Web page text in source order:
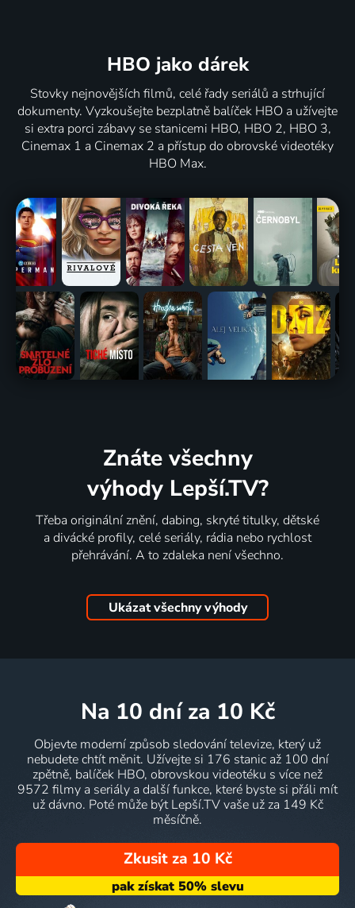
HBO jako dárek
Stovky nejnovějších filmů, celé řady seriálů a strhující
dokumenty. Vyzkoušejte bezplatně balíček HBO a užívejte
si extra porci zábavy se stanicemi HBO, HBO 2, HBO 3,
Cinemax 1 a Cinemax 2 a přístup do obrovské videotéky
HBO Max.
Znáte všechny
výhody Lepší.TV?
Třeba originální znění, dabing, skryté titulky, dětské
a divácké profily, celé seriály, rádia nebo rychlost
přehrávání. A to zdaleka není všechno.
Ukázat všechny výhody
na 10 dní za 10 Kč
Objevte moderní způsob sledování televize, který už
nebudete chtít měnit. Užívejte si 176 stanic až 100 dní
zpětně, balíček HBO, obrovskou videotéku s více než
9572 filmy a seriály a další funkce, které byste si přáli mít
už dávno. Poté může být Lepší.TV vaše už za 149 Kč
měsíčně.
Zkusit za 10 Kč